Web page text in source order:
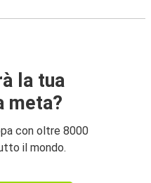
la tua
meta?
con oltre 8000
il mondo.